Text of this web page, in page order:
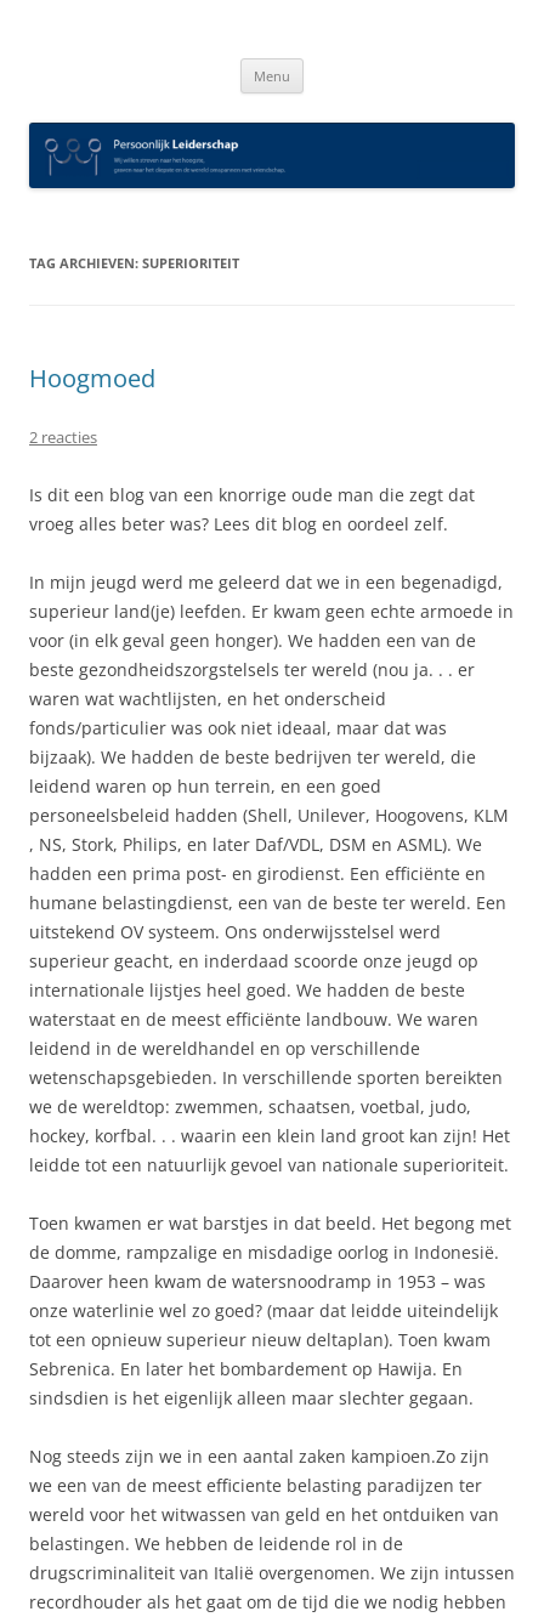
Menu
TAG ARCHIEVEN: SUPERIORITEIT
Hoogmoed
2 reacties
Is dit een blog van een knorrige oude man die zegt dat
vroeg alles beter was? Lees dit blog en oordeel zelf.
In mijn jeugd werd me geleerd dat we in een begenadigd,
superieur land(je) leefden. Er kwam geen echte armoede in
voor (in elk geval geen honger). We hadden een van de
beste gezondheidszorgstelsels ter wereld (nou ja. . . er
waren wat wachtlijsten, en het onderscheid
fonds/particulier was ook niet ideaal, maar dat was
bijzaak). We hadden de beste bedrijven ter wereld, die
leidend waren op hun terrein, en een goed
personeelsbeleid hadden (Shell, Unilever, Hoogovens, KLM
, NS, Stork, Philips, en later Daf/VDL, DSM en ASML). We
hadden een prima post- en girodienst. Een efficiënte en
humane belastingdienst, een van de beste ter wereld. Een
uitstekend OV systeem. Ons onderwijsstelsel werd
superieur geacht, en inderdaad scoorde onze jeugd op
internationale lijstjes heel goed. We hadden de beste
waterstaat en de meest efficiënte landbouw. We waren
leidend in de wereldhandel en op verschillende
wetenschapsgebieden. In verschillende sporten bereikten
we de wereldtop: zwemmen, schaatsen, voetbal, judo,
hockey, korfbal. . . waarin een klein land groot kan zijn! Het
leidde tot een natuurlijk gevoel van nationale superioriteit.
Toen kwamen er wat barstjes in dat beeld. Het begong met
de domme, rampzalige en misdadige oorlog in Indonesië.
Daarover heen kwam de watersnoodramp in 1953 – was
onze waterlinie wel zo goed? (maar dat leidde uiteindelijk
tot een opnieuw superieur nieuw deltaplan). Toen kwam
Sebrenica. En later het bombardement op Hawija. En
sindsdien is het eigenlijk alleen maar slechter gegaan.
Nog steeds zijn we in een aantal zaken kampioen.Zo zijn
we een van de meest efficiente belasting paradijzen ter
wereld voor het witwassen van geld en het ontduiken van
belastingen. We hebben de leidende rol in de
drugscriminaliteit van Italië overgenomen. We zijn intussen
recordhouder als het gaat om de tijd die we nodig hebben